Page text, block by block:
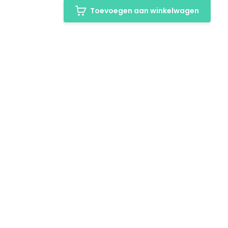
Toevoegen aan winkelwagen